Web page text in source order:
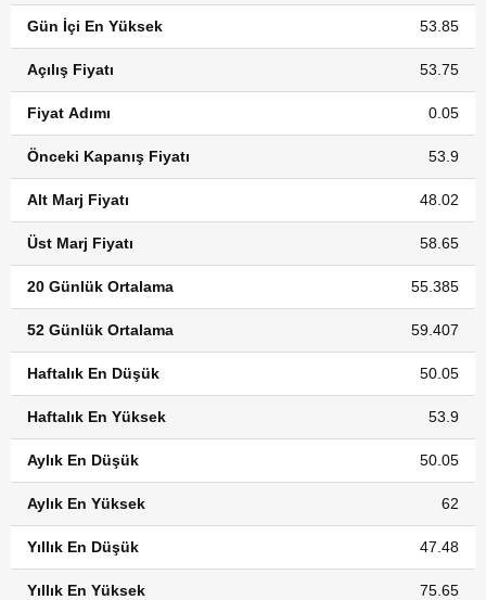
Gün İçi En Yüksek 53.85
Açılış Fiyatı 53.75
Fiyat Adımı 0.05
Önceki Kapanış Fiyatı 53.9
Alt Marj Fiyatı 48.02
Üst Marj Fiyatı 58.65
20 Günlük Ortalama 55.385
52 Günlük Ortalama 59.407
Haftalık En Düşük 50.05
Haftalık En Yüksek 53.9
Aylık En Düşük 50.05
Aylık En Yüksek 62
Yıllık En Düşük 47.48
Yıllık En Yüksek 75.65